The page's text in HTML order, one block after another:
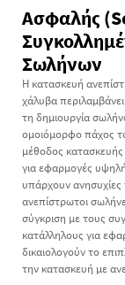
Ασφαλής
Σωλήνων
Η κατασκευή
χάλυβα
τη δημιουργία
ομοιόμορφο πάχος
μέθοδος κατασκευής
για εφαρμογές
υπάρχουν ανησυχίες
ανεπίστρωτοι
σύγκριση με τους
κατάλληλους για
δικαιολογούν το
την κατασκευή με